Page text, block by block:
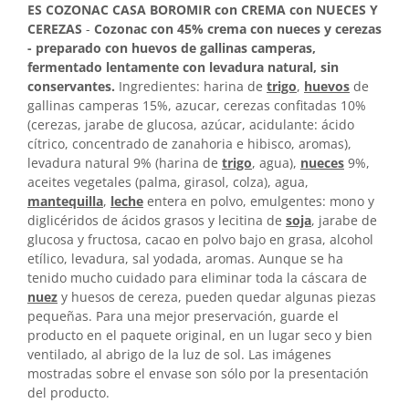
ES COZONAC CASA BOROMIR con CREMA con NUECES Y
CEREZAS - Cozonac con 45% crema con nueces y cerezas
- preparado con huevos de gallinas camperas,
fermentado lentamente con levadura natural, sin
conservantes. Ingredientes: harina de trigo, huevos de
gallinas camperas 15%, azucar, cerezas confitadas 10%
(cerezas, jarabe de glucosa, azúcar, acidulante: ácido
cítrico, concentrado de zanahoria e hibisco, aromas),
levadura natural 9% (harina de trigo, agua), nueces 9%,
aceites vegetales (palma, girasol, colza), agua,
mantequilla, leche entera en polvo, emulgentes: mono y
diglicéridos de ácidos grasos y lecitina de soja, jarabe de
glucosa y fructosa, cacao en polvo bajo en grasa, alcohol
etílico, levadura, sal yodada, aromas. Aunque se ha
tenido mucho cuidado para eliminar toda la cáscara de
nuez y huesos de cereza, pueden quedar algunas piezas
pequeñas. Para una mejor preservación, guarde el
producto en el paquete original, en un lugar seco y bien
ventilado, al abrigo de la luz de sol. Las imágenes
mostradas sobre el envase son sólo por la presentación
del producto.